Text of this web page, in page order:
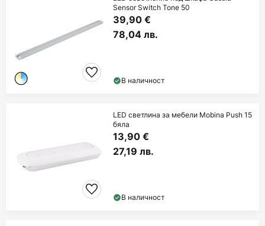
Sensor Switch Tone 50
39,90 €
78,04 лв.
В наличност
LED светлина за мебели Mobina Push 15
бяла
13,90 €
27,19 лв.
В наличност